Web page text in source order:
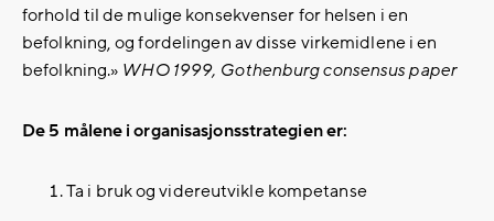
forhold til de mulige konsekvenser for helsen i en
befolkning, og fordelingen av disse virkemidlene i en
befolkning.» WHO 1999, Gothenburg consensus paper
De 5 målene i organisasjonsstrategien er:
Ta i bruk og videreutvikle kompetanse